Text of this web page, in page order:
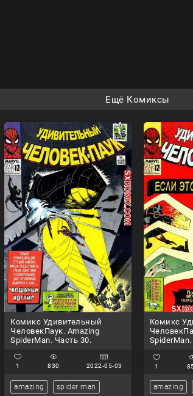
Ещё Комиксы
Комикс Удивительный
ЧеловекПаук. Amazing
SpiderMan. Часть 30.
1 830 2022-05-03
amazing spider man
Комикс
1
amazing